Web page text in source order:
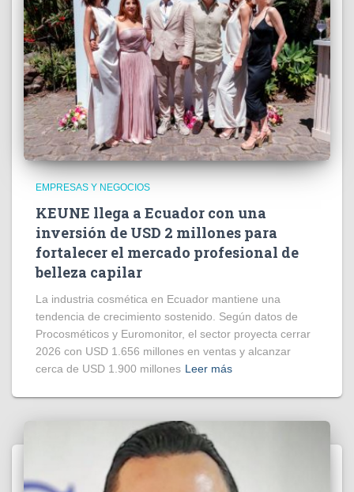
EMPRESAS Y NEGOCIOS
KEUNE llega a Ecuador con una
inversión de USD 2 millones para
fortalecer el mercado profesional de
belleza capilar
La industria cosmética en Ecuador mantiene una
tendencia de crecimiento sostenido. Según datos de
Procosméticos y Euromonitor, el sector proyecta cerrar
2026 con USD 1.656 millones en ventas y alcanzar
cerca de USD 1.900 millones Leer más